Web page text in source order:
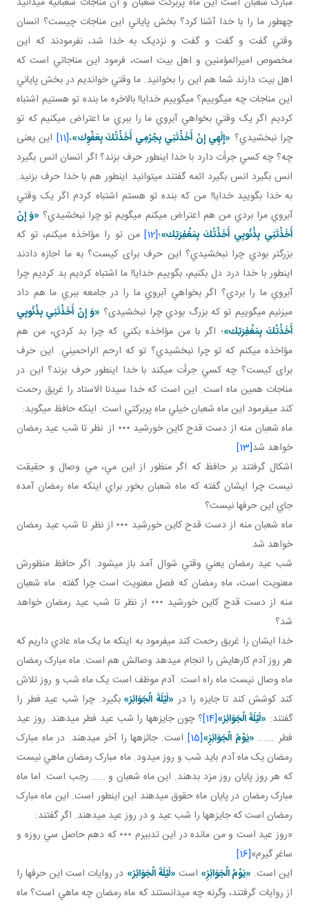
چه طور ما را با خدا آشنا کرد؟ بخش پاياني اين مناجات چيست؟ انسان
وقتي گفت و گفت و گفت و نزديک به خدا شد، نفرمودند که اين
مخصوص اميرالمؤمنين و اهل بيت است، فرمود اين مناجاتي است که
اهل بيت دارند شما هم اين را بخوانيد. ما وقتي خوانديم در بخش پاياني
اين مناجات چه مي گوييم؟ مي گوييم خدايا! بالاخره ما بنده تو هستيم اشتباه
کرديم اگر يک وقتي بخواهي آبروي ما را ببري ما اعتراض مي کنيم که تو
چرا نبخشيدي؟ «إِلَهِي إِنْ أَخَذْتَنِي بِجُرْمِي أَخَذْتُكَ بِعَفْوِك‏»،[11]
اين يعنی
چه؟ چه کسي جرأت دارد با خدا اين طور حرف بزند؟ اگر انسان انس بگيرد
انس بگيرد انس بگيرد ائمه گفتند مي توانيد اين طور هم با خدا حرف بزنيد.
به خدا بگوييد خدايا! من که بنده تو هستم اشتباه کردم اگر يک وقتي
آبروي مرا بردي من هم اعتراض مي کنم مي گويم تو چرا نبخشيدي؟ «وَ إِنْ‏
أَخَذْتَنِي‏ بِذُنُوبِي أَخَذْتُكَ بِمَغْفِرَتِك‏»؛[12]
من تو را مؤاخذه مي کنم، تو که
بزرگ تر بودي چرا نبخشيدي؟ اين حرف برای کيست؟ به ما اجازه دادند
اين طور با خدا درد دل بکنيم، بگوييم خدايا! ما اشتباه کرديم بد کرديم چرا
آبروي ما را بردي؟ اگر بخواهي آبروي ما را در جامعه ببري ما هم داد
مي زنيم مي گوييم تو که بزرگ بودي چرا نبخشيدی؟ «وَ إِنْ‏ أَخَذْتَنِي‏ بِذُنُوبِي
أَخَذْتُكَ بِمَغْفِرَتِك‏»؛ اگر با من مؤاخذه بکني که چرا بد کردي، من هم
مؤاخذه مي کنم که تو چرا نبخشيدي؟ تو که ارحم الراحميني. اين حرف
برای کيست؟ چه کسي جرأت مي کند با خدا اين طور حرف بزند؟ اين در
مناجات همين ماه است. اين است که خدا سيدنا الاستاد را غريق رحمت
کند مي فرمود اين ماه شعبان خيلي ماه پربرکتي است. اينکه حافظ مي گويد:
ماه شعبان منه از دست قدح کاين خورشيد ٭٭٭ از نظر تا شب عيد رمضان
خواهد شد[13]
اشکال گرفتند بر حافظ که اگر منظور از اين مي، مي وصال و حقيقت
نيست چرا ايشان گفته که ماه شعبان بخور براي اينکه ماه رمضان آمده
جاي اين حرف ها نيست؟
ماه شعبان منه از دست قدح کاين خورشيد ٭٭٭ از نظر تا شب عيد رمضان
خواهد شد
شب عيد رمضان يعني وقتي شوال آمد باز مي شود. اگر حافظ منظورش
معنويت است، ماه رمضان که فصل معنويت است چرا گفته: ماه شعبان
منه از دست قدح کاين خورشيد ٭٭٭ از نظر تا شب عيد رمضان خواهد
شد؟
خدا ايشان را غريق رحمت کند مي فرمود به اينکه ما يک ماه عادي داريم که
هر روز آدم کارهايش را انجام مي دهد وصالش هم است. ماه مبارک رمضان
ماه وصال نيست ماه راه است. آدم موظف است يک ماه شب و روز تلاش
کند کوشش کند تا جايزه را در «لَيْلَةَ الْجَوَائِز»بگيرد. چرا شب عيد فطر را
گفتند: «لَيْلَةَ الْجَوَائِز»[14]
؟ چون جايزه ها را شب عيد فطر مي دهند. روز عيد
فطر ...... «يَوْمُ الْجَوَائِزِ»[15]
است. جائزه ها را آخر مي دهند. در ماه مبارک
رمضان يک ماه آدم بايد شب و روز مي دود. ماه مبارک رمضان ماهي نيست
که هر روز پايان روز مزد بدهند. اين ماه شعبان و ..... رجب است. اما ماه
مبارک رمضان در پايان ماه حقوق مي دهند اين اين طور است. اين ماه مبارک
رمضان است که جايزه ها را شب عيد و در روز عيد مي دهند. اگر گفتند:
«روز عيد است و من مانده در اين تدبيرم ٭٭٭ كه دهم حاصل سي روزه و
ساغر گيرم»[16]
اين است. «يَوْمُ الْجَوَائِزِ» است «لَيْلَةَ الْجَوَائِز» در روايات است اين حرف ها را
از روايات گرفتند، وگرنه چه مي دانستند که ماه رمضان چه ماهي است؟ ماه